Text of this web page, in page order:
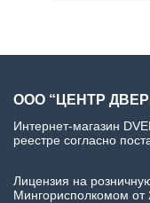
ООО “ЦЕНТР
Интернет-магазин
реестре согласно
Лицензия на
Мингорисполкомом от